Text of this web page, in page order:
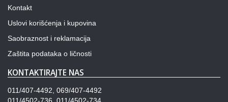
Kontakt
Uslovi korišćenja i kupovina
Saobraznost i reklamacija
Zaštita podataka o ličnosti
KONTAKTIRAJTE NAS
011/407-4492, 069/407-4492
011/4502-736, 011/4502-734